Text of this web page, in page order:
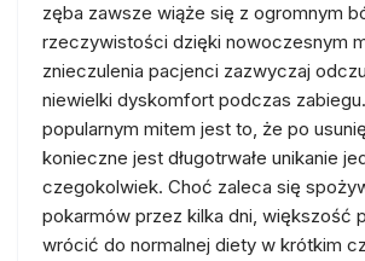
zęba zawsze wiąże się z ogromnym
rzeczywistości dzięki nowoczesnym
znieczulenia pacjenci zazwyczaj
niewielki dyskomfort podczas
popularnym mitem jest to, że po
konieczne jest długotrwałe unikanie
czegokolwiek. Choć zaleca się
pokarmów przez kilka dni, większość
wrócić do normalnej diety w krótkim